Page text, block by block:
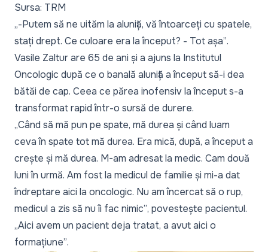
Sursa: TRM
„-Putem să ne uităm la aluniță, vă întoarceți cu spatele,
stați drept. Ce culoare era la început? - Tot așa”.
Vasile Zaltur are 65 de ani și a ajuns la Institutul
Oncologic după ce o banală aluniță a început să-i dea
bătăi de cap. Ceea ce părea inofensiv la început s-a
transformat rapid într-o sursă de durere.
„Când să mă pun pe spate, mă durea și când luam
ceva în spate tot mă durea. Era mică, după, a început a
crește și mă durea. M-am adresat la medic. Cam două
luni în urmă. Am fost la medicul de familie și mi-a dat
îndreptare aici la oncologic. Nu am încercat să o rup,
medicul a zis să nu îi fac nimic”, povestește pacientul.
„Aici avem un pacient deja tratat, a avut aici o
formațiune”.